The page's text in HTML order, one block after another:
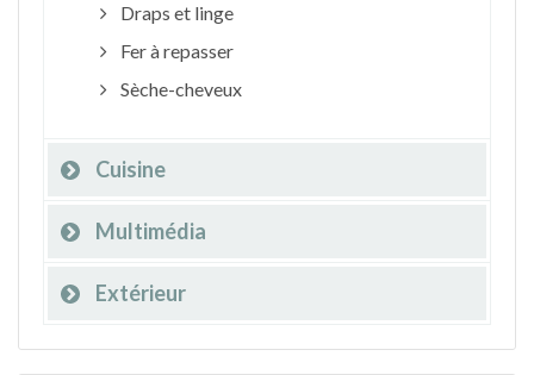
Draps et linge
Fer à repasser
Sèche-cheveux
Cuisine
Multimédia
Extérieur